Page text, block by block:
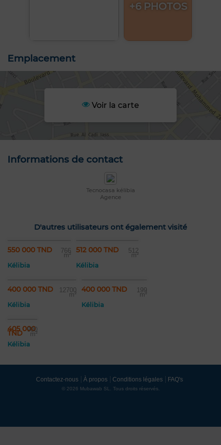
+6 PHOTOS
Emplacement
Voir la carte
Informations de contact
Tecnocasa kélibia
Agence
D'autres utilisateurs ont également visité
550 000 TND 766
m²
Kélibia
512 000 TND 512
m²
Kélibia
400 000 TND 12700
m²
Kélibia
400 000 TND 199
m²
Kélibia
405 000
TND 900
m²
Kélibia
Contactez-nous À propos Conditions légales FAQ's
© 2026 Mubawab SL. Tous droits réservés.